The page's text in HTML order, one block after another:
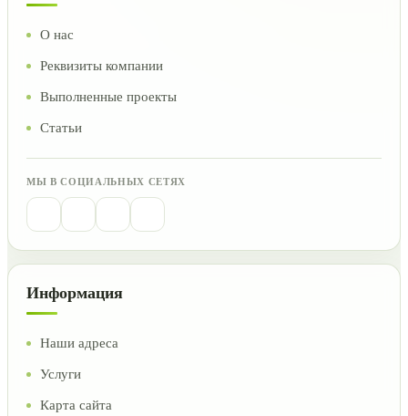
О нас
Реквизиты компании
Выполненные проекты
Статьи
МЫ В СОЦИАЛЬНЫХ СЕТЯХ
Информация
Наши адреса
Услуги
Карта сайта